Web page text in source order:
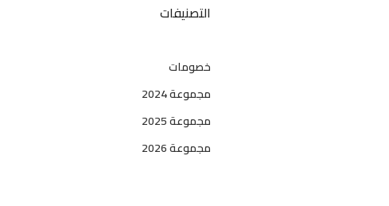
التصنيفات
خصومات
مجموعة 2024
مجموعة 2025
مجموعة 2026